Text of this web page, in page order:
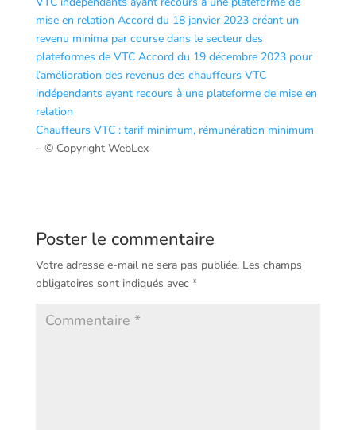
mise en relation Accord du 18 janvier 2023 créant un
revenu minima par course dans le secteur des
plateformes de VTC Accord du 19 décembre 2023 pour
l’amélioration des revenus des chauffeurs VTC
indépendants ayant recours à une plateforme de mise en
relation
Chauffeurs VTC : tarif minimum, rémunération minimum
– © Copyright WebLex
Poster le commentaire
Votre adresse e-mail ne sera pas publiée. Les champs
obligatoires sont indiqués avec *